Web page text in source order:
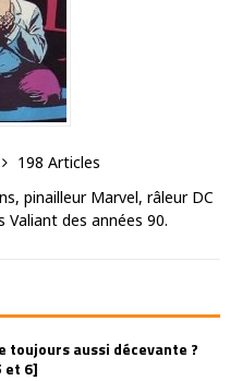
198 Articles
pinailleur Marvel, râleur DC
des années 90.
toujours aussi décevante ?
et 6]